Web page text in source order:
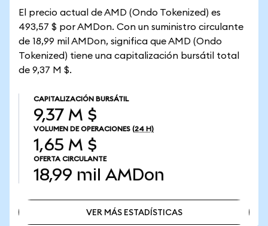
El precio actual de AMD (Ondo Tokenized) es
493,57 $ por AMDon. Con un suministro circulante
de 18,99 mil AMDon, significa que AMD (Ondo
Tokenized) tiene una capitalización bursátil total
de 9,37 M $.
CAPITALIZACIÓN BURSÁTIL
9,37 M $
VOLUMEN DE OPERACIONES (24 H)
1,65 M $
OFERTA CIRCULANTE
18,99 mil AMDon
VER MÁS ESTADÍSTICAS